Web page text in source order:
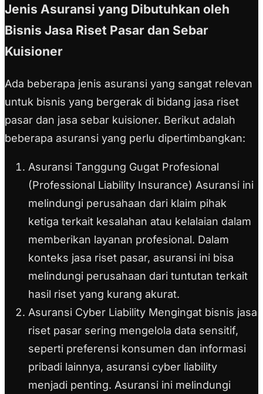
Jenis Asuransi yang Dibutuhkan oleh
Bisnis Jasa Riset Pasar dan Sebar
Kuisioner
Ada beberapa jenis asuransi yang sangat relevan
untuk bisnis yang bergerak di bidang jasa riset
pasar dan jasa sebar kuisioner. Berikut adalah
beberapa asuransi yang perlu dipertimbangkan:
Asuransi Tanggung Gugat Profesional
(Professional Liability Insurance) Asuransi ini
melindungi perusahaan dari klaim pihak
ketiga terkait kesalahan atau kelalaian dalam
memberikan layanan profesional. Dalam
konteks jasa riset pasar, asuransi ini bisa
melindungi perusahaan dari tuntutan terkait
hasil riset yang kurang akurat.
Asuransi Cyber Liability Mengingat bisnis jasa
riset pasar sering mengelola data sensitif,
seperti preferensi konsumen dan informasi
pribadi lainnya, asuransi cyber liability
menjadi penting. Asuransi ini melindungi